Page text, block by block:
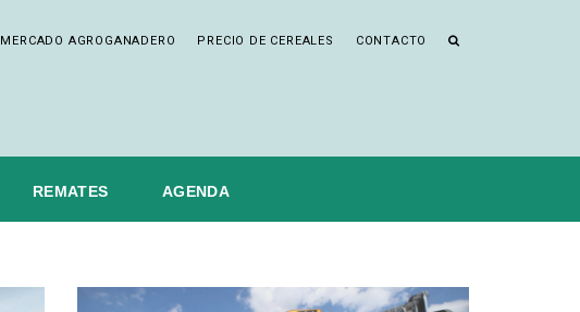
MERCADO AGROGANADERO PRECIO DE CEREALES CONTACTO
REMATES AGENDA